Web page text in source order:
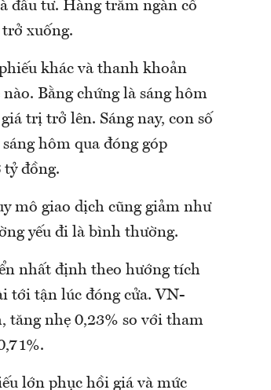
đầu tư. Hàng trăm ngàn cổ
xuống.
khác và thanh khoản
Bằng chứng là sáng hôm
trị trở lên. Sáng nay, con số
hôm qua đóng góp
tỷ đồng.
mô giao dịch cũng giảm như
yếu đi là bình thường.
nhất định theo hướng tích
tới tận lúc đóng cửa. VN-
tăng nhẹ 0,23% so với tham
lớn phục hồi giá và mức